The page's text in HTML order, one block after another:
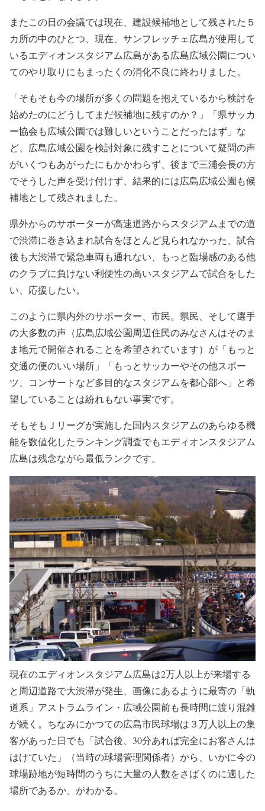
またこの日の会議では現在、建設候補地として残された５
カ所の中のひとつ、現在、サンフレッチェ広島が使用して
いるエディオンスタジアム広島がある広島広域公園につい
てのやり取りにもまったくの消化不良に終わりました。
「そもそも今の場所が多くの問題を抱えているから検討を
始めたのにどうしてまだ候補地に残すのか？」「県サッカ
ー協会も広域公園では難しいということだったはず」な
ど、広島広域公園を検討対象に残すことについて疑問の声
がいくつもあがったにもかかわらず、後まで三浦会長の方
でそうした声を受け付けず、結果的には広島広域公園も候
補地として残されました。
県外からのサポーターが高速道路からスタジアムまでの道
で渋滞に巻き込まれ試合をほとんど見られなかった、試合
後も大渋滞で緊急車両も通れない、もっと臨場感のある他
のクラブに負けない利便性の高いスタジアムで試合をした
い、応援したい。
このように県内外のサポーター、市民。県民、そして選手
の大多数の声（広島広域公園周辺住民のみなさんはそのま
ま地元で開催されることを希望されています）が「もっと
交通の便のいい場所」「もっとサッカーやその他スポー
ツ、コンサートなど多目的なスタジアムを都心部へ」と希
望していることは紛れもない事実です。
そもそもＪリーグが実施した国内スタジアムのあらゆる機
能を数値化したランキング調査でもエディオンスタジアム
広島は残念ながら最低ランクです。
現在のエディオンスタジアム広島は2万人以上が来場する
と周辺道路で大渋滞が発生、画像にあるように最寄の「軌
道系」アストラムライン・広域公園前も長時間に渡り混雑
が続く。ちなみにかつての広島市民球場は３万人以上の集
客があった日でも「試合後、30分あれば完全にお客さんは
はけていた」（当時の球場管理関係者）から、いかに今の
球場跡地が短時間のうちに大量の人数をさばくのに適した
場所であるか、がわかる。